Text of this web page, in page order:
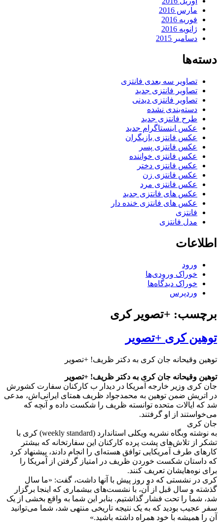
مارس 2016
فوریه 2016
ژانویه 2016
دسامبر 2015
دسته‌ها
تصاویر سه بعدی فانتزی
تصاویر فانتزی جدید
تصاویر فانتزی دیدنی
دسته‌بندی نشده
طرح فانتزی جدید
عکس اینستاگرام جدید
عکس فانتزی بازیگران
عکس فانتزی پسر
عکس فانتزی خواننده
عکس فانتزی دختر
عکس فانتزی زن
عکس فانتزی مرد
عکس های فانتزی جدید
عکس های فانتزی خنده دار
فانتزی
مدل فانتزی
اطلاعات
ورود
خوراک ورودی‌ها
خوراک دیدگاه‌ها
وردپرس
برچسب: +تصویر کری
توهین کری +تصویر
توهین وقیحانه جان کری به دکتر ظریف! +تصویر
توهین وقیحانه جان کری به دکتر ظریف! +تصویر
جان کری وزیر خارجه آمریکا در دیدار ب کارکنان سفارت کشورش
در اتریش ضمن توهین به محمدجواد ظریف همتای ایرانی‌اش، مدعی
شد که ایالات متحده توانسته ظریف را شکست داده و آنچه که
می‌خواستند از او گرفتند.
جان کری
به نوشته وبگاه نشریه ویکلی استاندارد (weekly standard) کری با
تشکر از تلاش‌های پشت پرده کارکنان این سفارتخانه که بیشتر
کارهای طرف آمریکایی توافق هسته‌ای را انجام دادند، پیشنهاد کرد
که داستان شکست خوردن ظریف در امتیاز گرفتن از آمریکا را
برای نوه‌هایشان تعریف کنند.
کری در نشستی که دو روز پیش با آنها داشت، گفت: «ما سال
گذشته و سال قبل از آن، با نشست‌های بیشماری که اینجا برگزار
شد، شما را تحت فشار گذاشتیم. بنابر این شما به واقع بخشی از یک
سفر عجیب بودید که به یک نتیجه تاریخی منتهی شد، شما می‌توانید
آن را همیشه با خود همراه داشته باشید.»